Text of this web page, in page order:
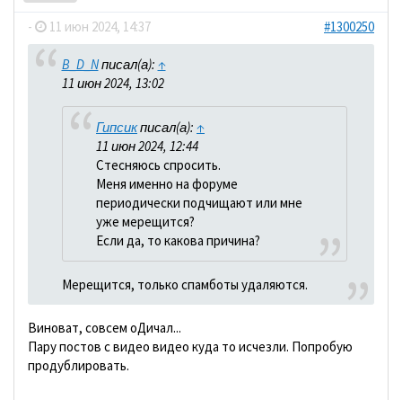
- 11 июн 2024, 14:37 #1300250
B_D_Nписал(а): ↑
11 июн 2024, 13:02
Гипсикписал(а): ↑
11 июн 2024, 12:44
Стесняюсь спросить.
Меня именно на форуме
периодически подчищают или мне
уже мерещится?
Если да, то какова причина?
Мерещится, только спамботы удаляются.
Виноват, совсем оДичал...
Пару постов с видео видео куда то исчезли. Попробую
продублировать.